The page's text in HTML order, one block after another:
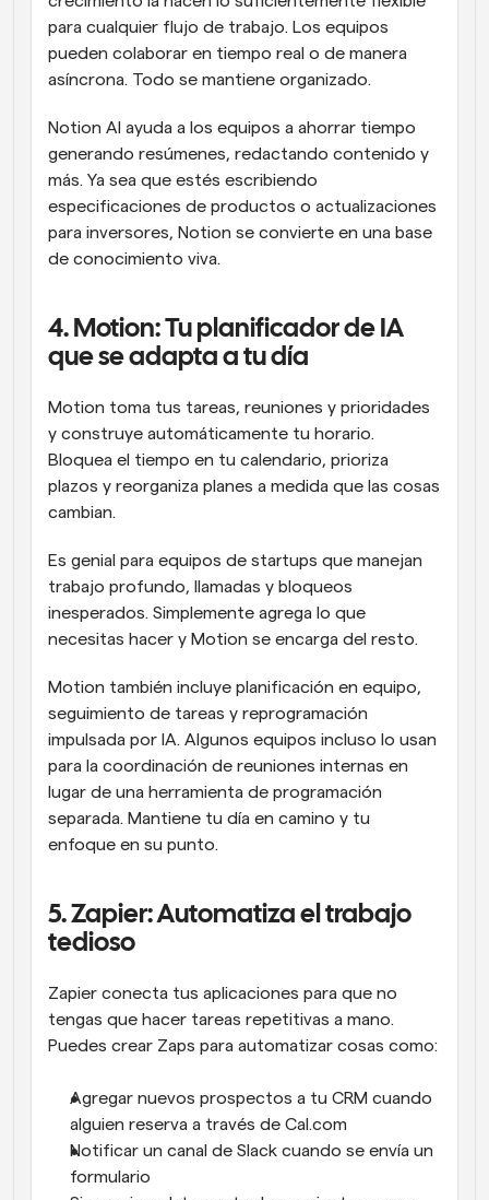
para cualquier flujo de trabajo. Los equipos
pueden colaborar en tiempo real o de manera
asíncrona. Todo se mantiene organizado.
Notion AI ayuda a los equipos a ahorrar tiempo
generando resúmenes, redactando contenido y
más. Ya sea que estés escribiendo
especificaciones de productos o actualizaciones
para inversores, Notion se convierte en una base
de conocimiento viva.
4. Motion: Tu planificador de IA
que se adapta a tu día
Motion toma tus tareas, reuniones y prioridades
y construye automáticamente tu horario.
Bloquea el tiempo en tu calendario, prioriza
plazos y reorganiza planes a medida que las cosas
cambian.
Es genial para equipos de startups que manejan
trabajo profundo, llamadas y bloqueos
inesperados. Simplemente agrega lo que
necesitas hacer y Motion se encarga del resto.
Motion también incluye planificación en equipo,
seguimiento de tareas y reprogramación
impulsada por IA. Algunos equipos incluso lo usan
para la coordinación de reuniones internas en
lugar de una herramienta de programación
separada. Mantiene tu día en camino y tu
enfoque en su punto.
5. Zapier: Automatiza el trabajo
tedioso
Zapier conecta tus aplicaciones para que no
tengas que hacer tareas repetitivas a mano.
Puedes crear Zaps para automatizar cosas como:
Agregar nuevos prospectos a tu CRM cuando
alguien reserva a través de Cal.com
Notificar un canal de Slack cuando se envía un
formulario